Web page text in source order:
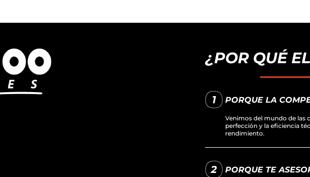
¿POR QUÉ
PORQUE LA
Venimos del mundo de las
perfección y la eficiencia
rendimiento.
PORQUE TE